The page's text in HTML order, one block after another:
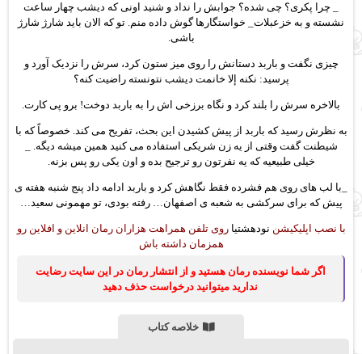
_ چرا پکری؟ چی شده؟ جوابش را نداد و شنید اونی که دیشب چهار ساعت
نشسته و به خزعبلات_ خواستگارها گوش داده منم. تو که الان باید شارژ شارژ
باشی.
چیزی نگفت و باربد دستانش را روی میز ستون کرد، سرش را نزدیک آورد و
پرسید: نكنه إلا خانمت دیشب نتونسته راضیت کنه؟
بالاخره سرش را بلند کرد و نگاه برزخی اش را به باربد دوخت! برو پی کارت.
به نظرش رسید که باربد از پیش کشیدن این بحث، تفریح می کند. خصوصاً که با
شیطنت گفت وقتی از یه زن شریکی استفاده می کنید همین میشه دیگه. _
خیلی طبیعیه که یه نفرتون رو ترجیح بده و اون یکی رو پس بزنه.
_با لب های روی هم فشرده فقط نگاهش کرد و باربد ادامه داد پنج شنبه هفته ی
پیش که برای سرکشی به شعبه ی اصفهان… رفته بودی، تو مهمونی سعید…
با نصب اپلیکیشن نودهشتیا روی تلفن همراهت هزاران رمان انلاین و افلاین رو
همزمان داشته باش
اگر شما نویسنده رمان هستید و از انتشار رمان در این سایت رضایت
ندارید میتوانید درخواست حذف دهید
خلاصه کتاب